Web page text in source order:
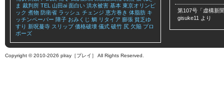
ま 裁判所 TEL 山田ai 面白い 洪水被害 基本 東京オリンピ
ック 煮物 防衛省 ラッシュ チェンジ 恵方巻き 体脂肪 キ
ッチンペーパー 障子 おみくじ 鯛 リタイア 膨張 貧乏ゆ
すり 新呪蔓寺 スリップ 価格破壊 儀式 破竹 尻 欠陥 プロ
ポーズ
第107号「虚構新
gisuke11 より
Copyright © 2010-2026 plray［プレイ］ All Rights Reserved.